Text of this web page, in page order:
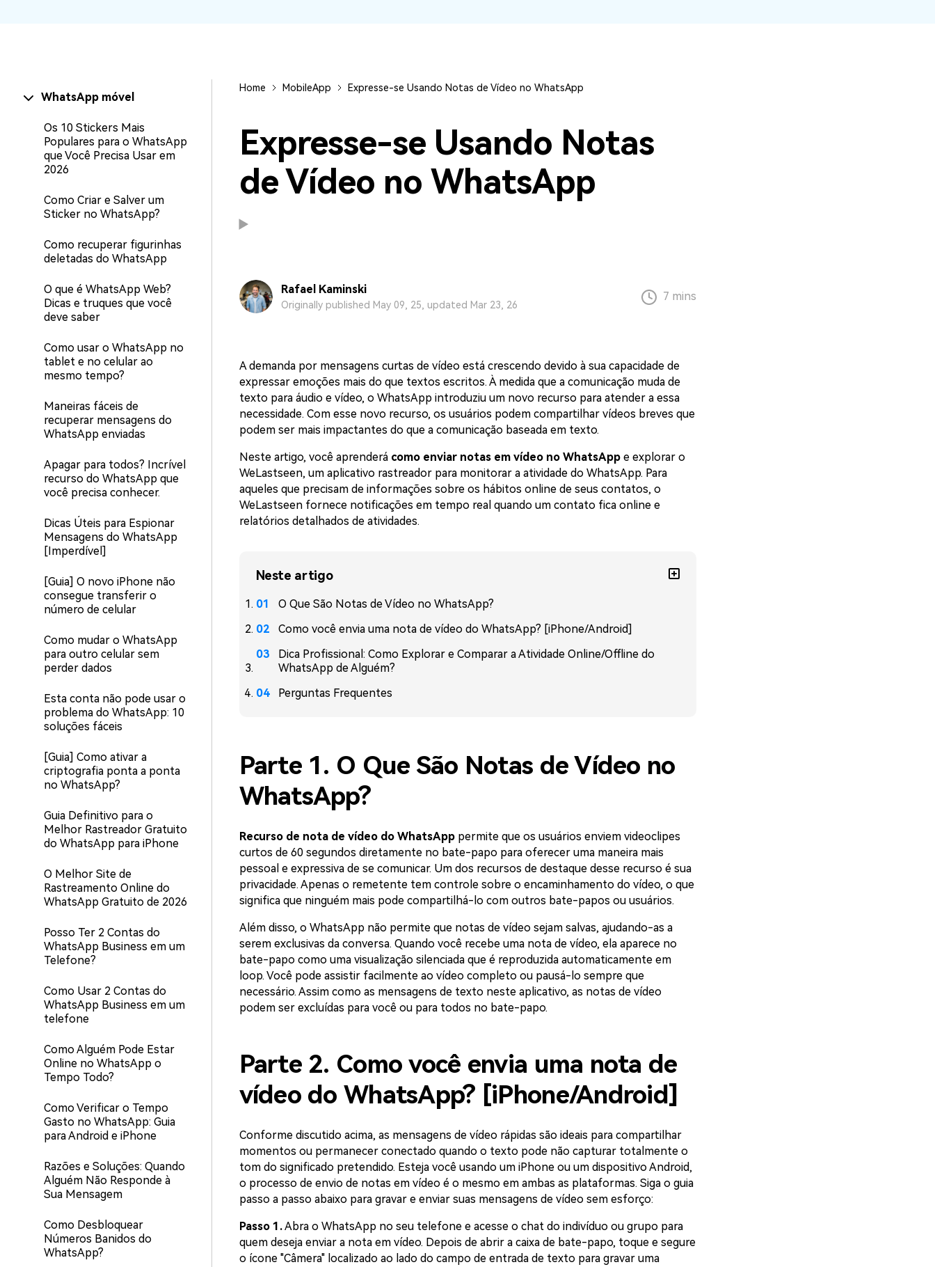
WhatsApp móvel
Os 10 Stickers Mais
Populares para o WhatsApp
que Você Precisa Usar em
2026
Como Criar e Salver um
Sticker no WhatsApp?
Como recuperar figurinhas
deletadas do WhatsApp
O que é WhatsApp Web?
Dicas e truques que você
deve saber
Como usar o WhatsApp no ​​
tablet e no celular ao
mesmo tempo?
Maneiras fáceis de
recuperar mensagens do
WhatsApp enviadas
Apagar para todos? Incrível
recurso do WhatsApp que
você precisa conhecer.
Dicas Úteis para Espionar
Mensagens do WhatsApp
[Imperdível]
[Guia] O novo iPhone não
consegue transferir o
número de celular
Como mudar o WhatsApp
para outro celular sem
perder dados
Esta conta não pode usar o
problema do WhatsApp: 10
soluções fáceis
[Guia] Como ativar a
criptografia ponta a ponta
no WhatsApp?
Guia Definitivo para o
Melhor Rastreador Gratuito
do WhatsApp para iPhone
O Melhor Site de
Rastreamento Online do
WhatsApp Gratuito de 2026
Posso Ter 2 Contas do
WhatsApp Business em um
Telefone?
Como Usar 2 Contas do
WhatsApp Business em um
telefone
Como Alguém Pode Estar
Online no WhatsApp o
Tempo Todo?
Como Verificar o Tempo
Gasto no WhatsApp: Guia
para Android e iPhone
Razões e Soluções: Quando
Alguém Não Responde à
Sua Mensagem
Como Desbloquear
Números Banidos do
WhatsApp?
Home MobileApp Expresse-se Usando Notas de Vídeo no WhatsApp
Expresse-se Usando Notas
de Vídeo no WhatsApp
Rafael Kaminski
Originally published May 09, 25, updated Mar 23, 26
7 mins
A demanda por mensagens curtas de vídeo está crescendo devido à sua capacidade de
expressar emoções mais do que textos escritos. À medida que a comunicação muda de
texto para áudio e vídeo, o WhatsApp introduziu um novo recurso para atender a essa
necessidade. Com esse novo recurso, os usuários podem compartilhar vídeos breves que
podem ser mais impactantes do que a comunicação baseada em texto.
Neste artigo, você aprenderá como enviar notas em vídeo no WhatsAppe explorar o
WeLastseen, um aplicativo rastreador para monitorar a atividade do WhatsApp. Para
aqueles que precisam de informações sobre os hábitos online de seus contatos, o
WeLastseen fornece notificações em tempo real quando um contato fica online e
relatórios detalhados de atividades.
Neste artigo
O Que São Notas de Vídeo no WhatsApp?
Como você envia uma nota de vídeo do WhatsApp? [iPhone/Android]
Dica Profissional: Como Explorar e Comparar a Atividade Online/Offline do
WhatsApp de Alguém?
Perguntas Frequentes
Parte 1. O Que São Notas de Vídeo no
WhatsApp?
Recurso de nota de vídeo do WhatsApppermite que os usuários enviem videoclipes
curtos de 60 segundos diretamente no bate-papo para oferecer uma maneira mais
pessoal e expressiva de se comunicar. Um dos recursos de destaque desse recurso é sua
privacidade. Apenas o remetente tem controle sobre o encaminhamento do vídeo, o que
significa que ninguém mais pode compartilhá-lo com outros bate-papos ou usuários.
Além disso, o WhatsApp não permite que notas de vídeo sejam salvas, ajudando-as a
serem exclusivas da conversa. Quando você recebe uma nota de vídeo, ela aparece no
bate-papo como uma visualização silenciada que é reproduzida automaticamente em
loop. Você pode assistir facilmente ao vídeo completo ou pausá-lo sempre que
necessário. Assim como as mensagens de texto neste aplicativo, as notas de vídeo
podem ser excluídas para você ou para todos no bate-papo.
Parte 2. Como você envia uma nota de
vídeo do WhatsApp? [iPhone/Android]
Conforme discutido acima, as mensagens de vídeo rápidas são ideais para compartilhar
momentos ou permanecer conectado quando o texto pode não capturar totalmente o
tom do significado pretendido. Esteja você usando um iPhone ou um dispositivo Android,
o processo de envio de notas em vídeo é o mesmo em ambas as plataformas. Siga o guia
passo a passo abaixo para gravar e enviar suas mensagens de vídeo sem esforço:
Passo 1.Abra o WhatsApp no seu telefone e acesse o chat do indivíduo ou grupo para
quem deseja enviar a nota em vídeo. Depois de abrir a caixa de bate-papo, toque e segure
o ícone "Câmera" localizado ao lado do campo de entrada de texto para gravar uma